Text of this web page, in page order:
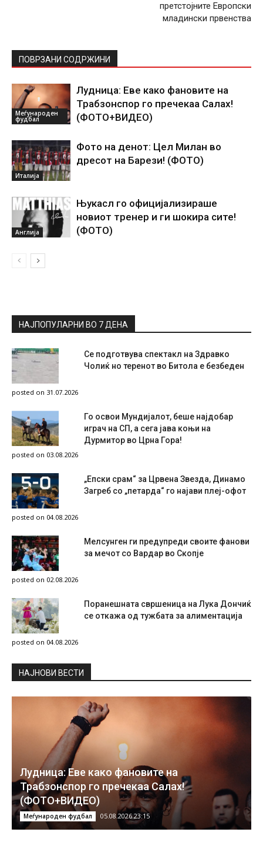
претстојните Европски
младински првенства
ПОВРЗАНИ СОДРЖИНИ
Меѓународен
фудбал
Лудница: Еве како фановите на
Трабзонспор го пречекаа Салах!
(ФОТО+ВИДЕО)
Италија
Фото на денот: Цел Милан во
дресот на Барези! (ФОТО)
Англија
Њукасл го официјализираше
новиот тренер и ги шокира сите!
(ФОТО)
НАЈПОПУЛАРНИ ВО 7 ДЕНА
Се подготвува спектакл на Здравко
Чолиќ но теренот во Битола е безбеден
posted on 31.07.2026
Го освои Мундијалот, беше најдобар
играч на СП, а сега јава коњи на
Дурмитор во Црна Гора!
posted on 03.08.2026
„Епски срам“ за Црвена Звезда, Динамо
Загреб со „петарда“ го најави плеј-офот
posted on 04.08.2026
Мелсунген ги предупреди своите фанови
за мечот со Вардар во Скопје
posted on 02.08.2026
Поранешната свршеница на Лука Дончиќ
се откажа од тужбата за алиментација
posted on 04.08.2026
НAЈНОВИ ВЕСТИ
Лудница: Еве како фановите на
Трабзонспор го пречекаа Салах!
(ФОТО+ВИДЕО)
Меѓународен фудбал 05.08.2026 23:15